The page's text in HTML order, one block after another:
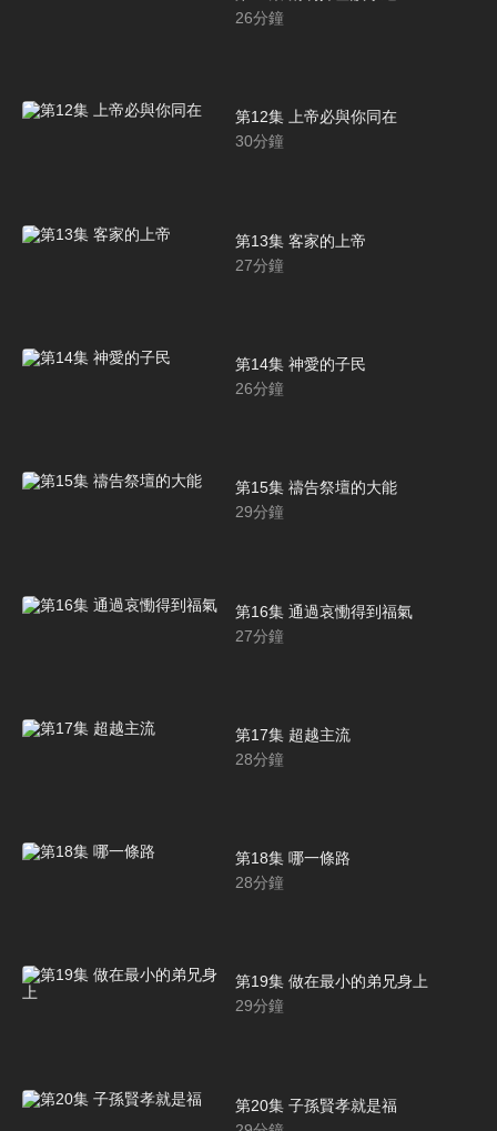
26分鐘
第12集 上帝必與你同在
30分鐘
第13集 客家的上帝
27分鐘
第14集 神愛的子民
26分鐘
第15集 禱告祭壇的大能
29分鐘
第16集 通過哀慟得到福氣
27分鐘
第17集 超越主流
28分鐘
第18集 哪一條路
28分鐘
第19集 做在最小的弟兄身上
29分鐘
第20集 子孫賢孝就是福